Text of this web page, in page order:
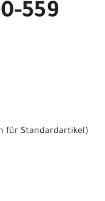
559
für Standardartikel)